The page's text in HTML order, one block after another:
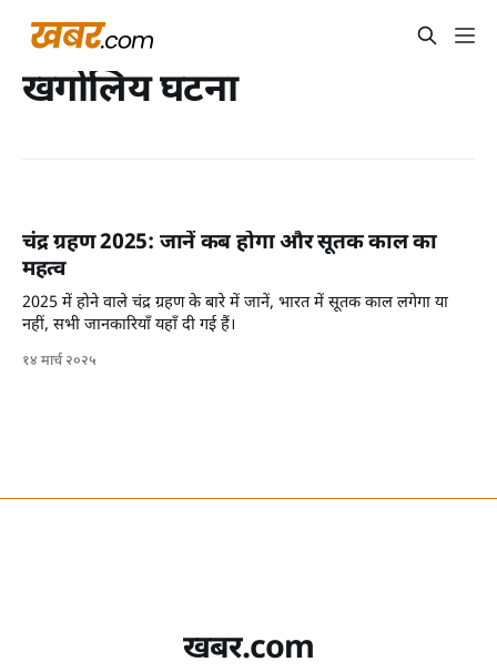
खगोलिय घटना
चंद्र ग्रहण 2025: जानें कब होगा और सूतक काल का
महत्व
2025 में होने वाले चंद्र ग्रहण के बारे में जानें, भारत में सूतक काल लगेगा या
नहीं, सभी जानकारियाँ यहाँ दी गई हैं।
१४ मार्च २०२५
खबर.com